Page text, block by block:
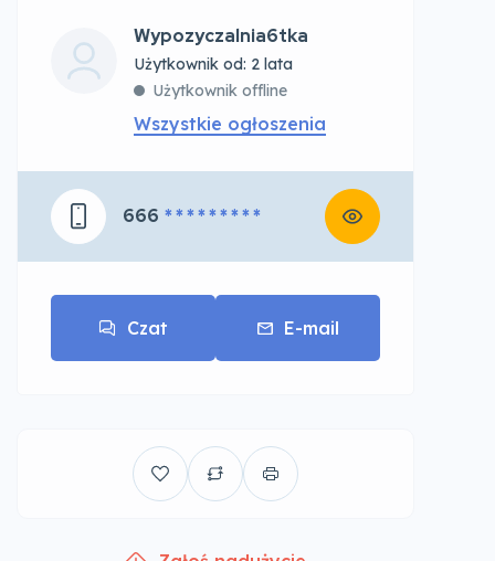
Wypozyczalnia6tka
Użytkownik od: 2 lata
Użytkownik offline
Wszystkie ogłoszenia
666 * * * * * * * * *
Czat E-mail